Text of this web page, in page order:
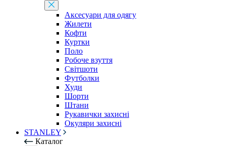
Аксесуари для одягу
Жилети
Кофти
Куртки
Поло
Робоче взуття
Світшоти
Футболки
Худи
Шорти
Штани
Рукавички захисні
Окуляри захисні
STANLEY
Каталог